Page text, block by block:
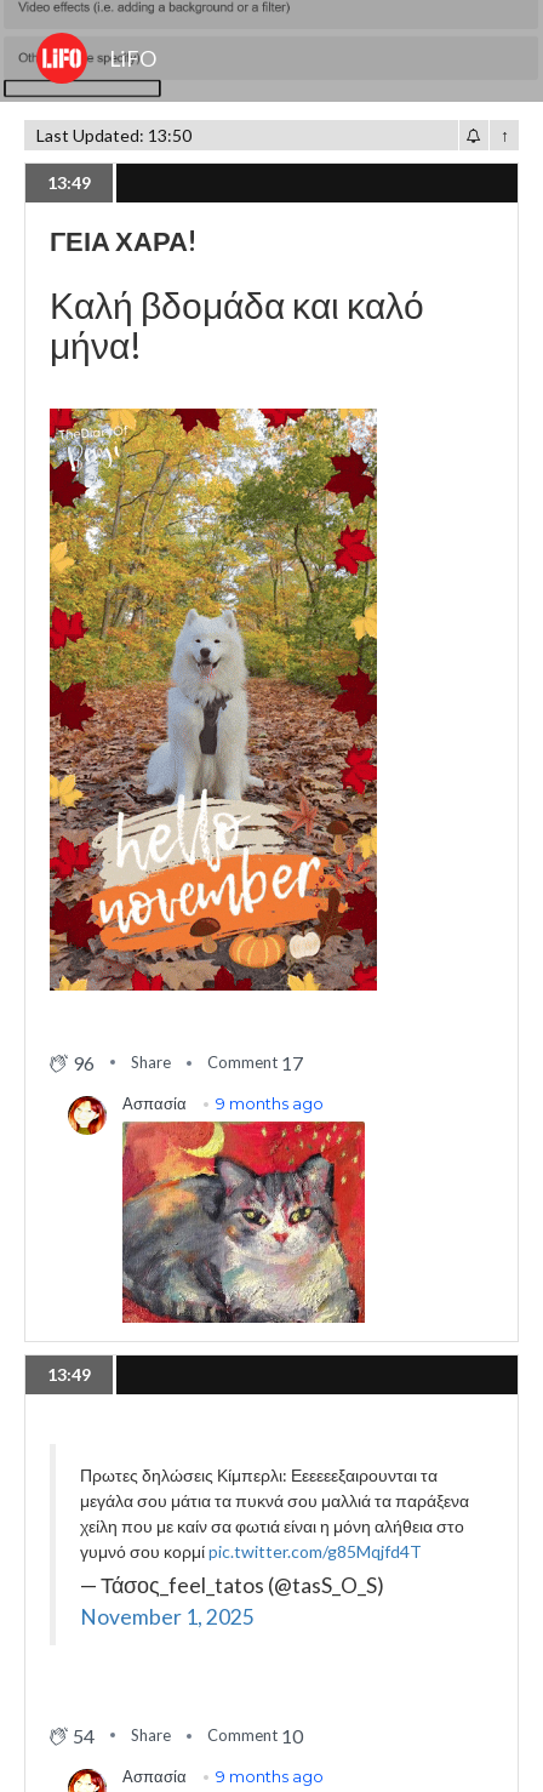
LiFO
Last Updated: 13:50 ↑
13:49
ΓΕΙΑ ΧΑΡΑ!
Καλή βδομάδα και καλό
μήνα!
96 Share Comment 17
13:49
Πρωτες δηλώσεις Κίμπερλι: Εεεεεεξαιρουνται τα
μεγάλα σου μάτια τα πυκνά σου μαλλιά τα παράξενα
χείλη που με καίν σα φωτιά είναι η μόνη αλήθεια στο
γυμνό σου κορμίpic.twitter.com/g85Mqjfd4T
— Τάσος_feel_tatos (@tasS_O_S)
November 1, 2025
54 Share Comment 10